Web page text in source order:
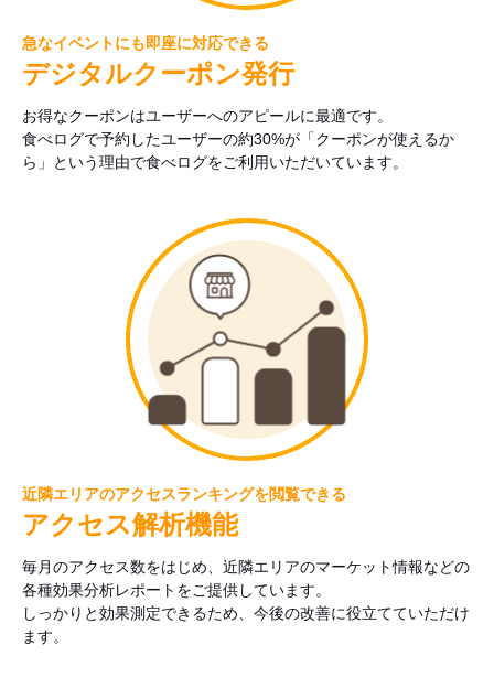
急なイベントにも即座に対応できる
デジタルクーポン発行
お得なクーポンはユーザーへのアピールに最適です。
食べログで予約したユーザーの約30%が「クーポンが使えるか
ら」という理由で食べログをご利用いただいています。
近隣エリアのアクセスランキングを閲覧できる
アクセス解析機能
毎月のアクセス数をはじめ、近隣エリアのマーケット情報などの
各種効果分析レポートをご提供しています。
しっかりと効果測定できるため、今後の改善に役立てていただけ
ます。